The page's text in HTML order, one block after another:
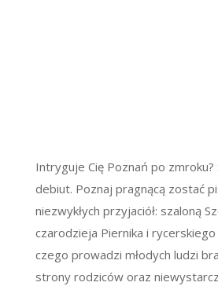
Intryguje Cię Poznań po zmroku?
debiut. Poznaj pragnącą zostać
niezwykłych przyjaciół: szaloną
czarodzieja Piernika i rycerskiego
czego prowadzi młodych ludzi
strony rodziców oraz